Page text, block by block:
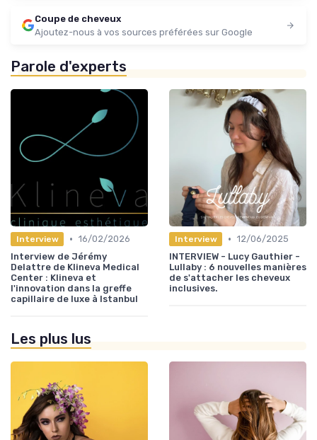
Coupe de cheveux
Ajoutez-nous à vos sources préférées sur Google
Parole d'experts
Interview • 16/02/2026
Interview de Jérémy
Delattre de Klineva Medical
Center : Klineva et
l'innovation dans la greffe
capillaire de luxe à Istanbul
Interview • 12/06/2025
INTERVIEW - Lucy Gauthier -
Lullaby : 6 nouvelles manières
de s'attacher les cheveux
inclusives.
Les plus lus